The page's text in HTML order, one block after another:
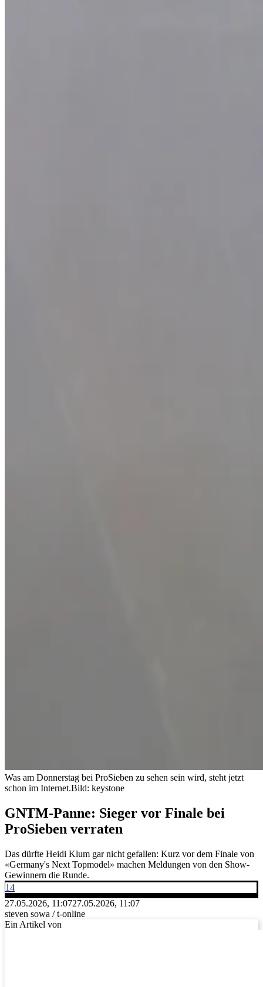
Was am Donnerstag bei ProSieben zu sehen sein wird, steht jetzt
schon im Internet.Bild: keystone
GNTM-Panne: Sieger vor Finale bei
ProSieben verraten
Das dürfte Heidi Klum gar nicht gefallen: Kurz vor dem Finale von
«Germany's Next Topmodel» machen Meldungen von den Show-
Gewinnern die Runde.
14
27.05.2026, 11:0727.05.2026, 11:07
steven sowa / t-online
Ein Artikel von